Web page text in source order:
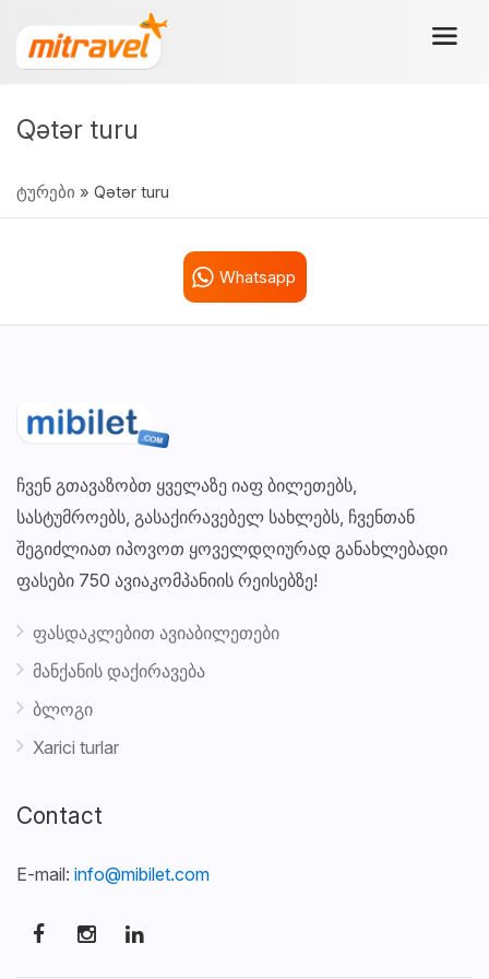
Qətər turu
ტურები » Qətər turu
Whatsapp
ჩვენ გთავაზობთ ყველაზე იაფ ბილეთებს,
სასტუმროებს, გასაქირავებელ სახლებს, ჩვენთან
შეგიძლიათ იპოვოთ ყოველდღიურად განახლებადი
ფასები 750 ავიაკომპანიის რეისებზე!
ფასდაკლებით ავიაბილეთები
მანქანის დაქირავება
ბლოგი
Xarici turlar
Contact
E-mail: info@mibilet.com